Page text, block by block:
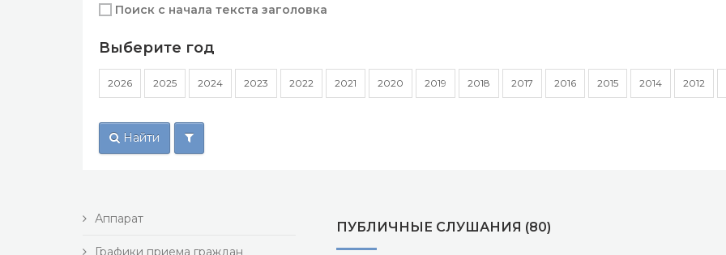
Поиск с начала текста заголовка
Выберите год
2026 2025 2024 2023 2022 2021 2020 2019 2018 2017 2016 2015 2014 2012
Найти
Аппарат
Графики приема граждан
ПУБЛИЧНЫЕ СЛУШАНИЯ (80)